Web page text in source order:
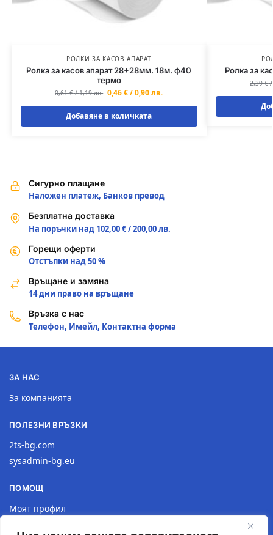
РОЛКИ ЗА КАСОВ АПАРАТ
Ролка за касов апарат 28+28мм. 18м. ф40
термо
0,61€ /1,19лв. 0,46€/0,90лв.
Добавяне в количката
Ролка за
2,39€
Сигурно плащане
Наложен платеж, Банков превод
Безплатна доставка
На поръчки над 102,00 € / 200,00 лв.
Горещи оферти
Отстъпки над 50 %
Връщане и замяна
14 дни право на връщане
Връзка с нас
Телефон, Имейл, Контактна форма
ЗА НАС
За компанията
ПОЛЕЗНИ ВРЪЗКИ
2ts-bg.com
sysadmin-bg.eu
ПОМОЩ
Моят профил